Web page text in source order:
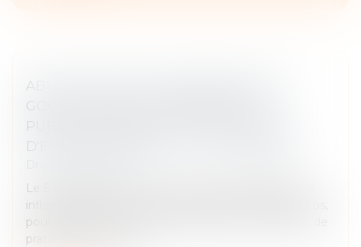
ABUS DE POSITION DOMINANTE PAR
GOOGLE DANS LE DOMAINE DE LA
PUBLICITÉ EN LIGNE : 2,95 MILLIARDS
D'EUROS D'AMENDE - ACTU-JURIDIQUE
Le 5 septembre 2025, la Commission européenne a
infligé à Google une amende de 2,95 milliards d’euros,
pour infraction aux règles européennes en matière de
pratiques anticoncurr...